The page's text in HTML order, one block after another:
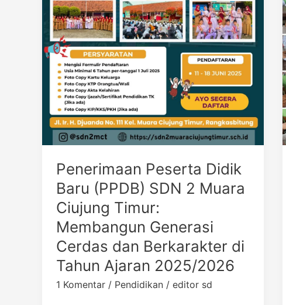
Penerimaan Peserta Didik
Baru (PPDB) SDN 2 Muara
Ciujung Timur:
Membangun Generasi
Cerdas dan Berkarakter di
Tahun Ajaran 2025/2026
1 Komentar / Pendidikan / editor sd
SDN
2
Muara
Ciujung
Timur:
Membangun
Generasi
Cerdas
dan
Berkarakter
Tahun
Ajaran
2025/2026